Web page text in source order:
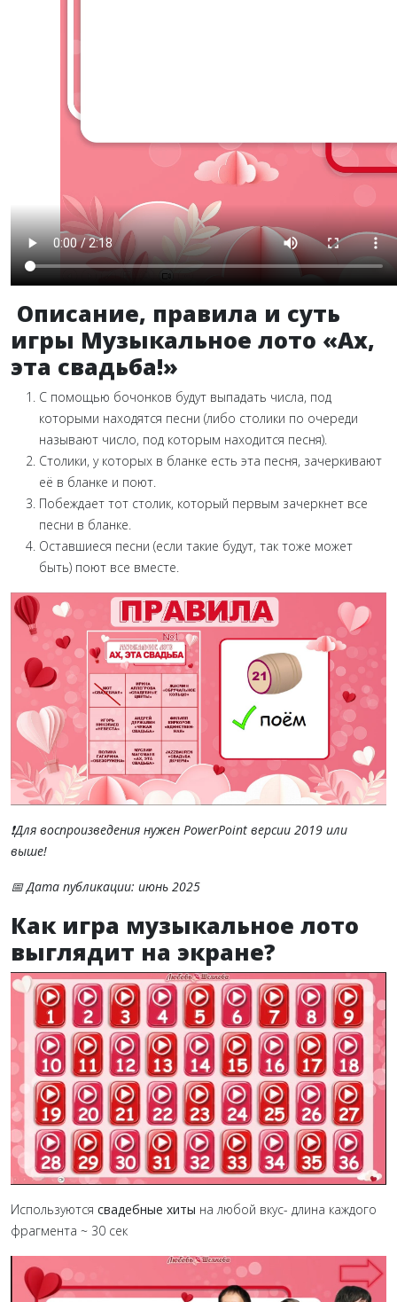
Описание, правила и суть
игры Музыкальное лото «Ах,
эта свадьба!»
С помощью бочонков будут выпадать числа, под
которыми находятся песни (либо столики по очереди
называют число, под которым находится песня).
Столики, у которых в бланке есть эта песня, зачеркивают
её в бланке и поют.
Побеждает тот столик, который первым зачеркнет все
песни в бланке.
Оставшиеся песни (если такие будут, так тоже может
быть) поют все вместе.
❗Для воспроизведения нужен PowerPoint версии 2019 или
выше!
📅 Дата публикации: июнь 2025
Как игра музыкальное лото
выглядит на экране?
Используются свадебные хиты на любой вкус- длина каждого
фрагмента ~ 30 сек